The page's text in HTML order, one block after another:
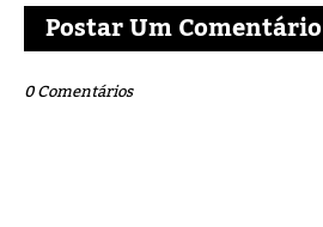
Postar Um Comentário
0 Comentários